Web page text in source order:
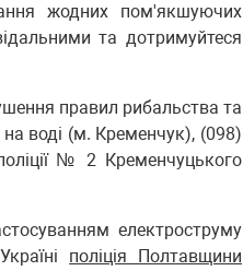
жодних пом'якшуючих
та дотримуйтеся
правил рибальства та
на воді (м. Кременчук), (098)
№ 2 Кременчуцького
електроструму
поліція Полтавщини